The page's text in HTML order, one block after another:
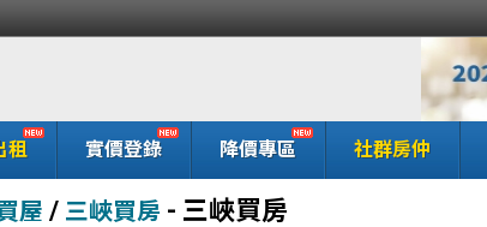
租 實價登錄 降價專區 社群房仲
屋 / 三峽買房 - 三峽買房